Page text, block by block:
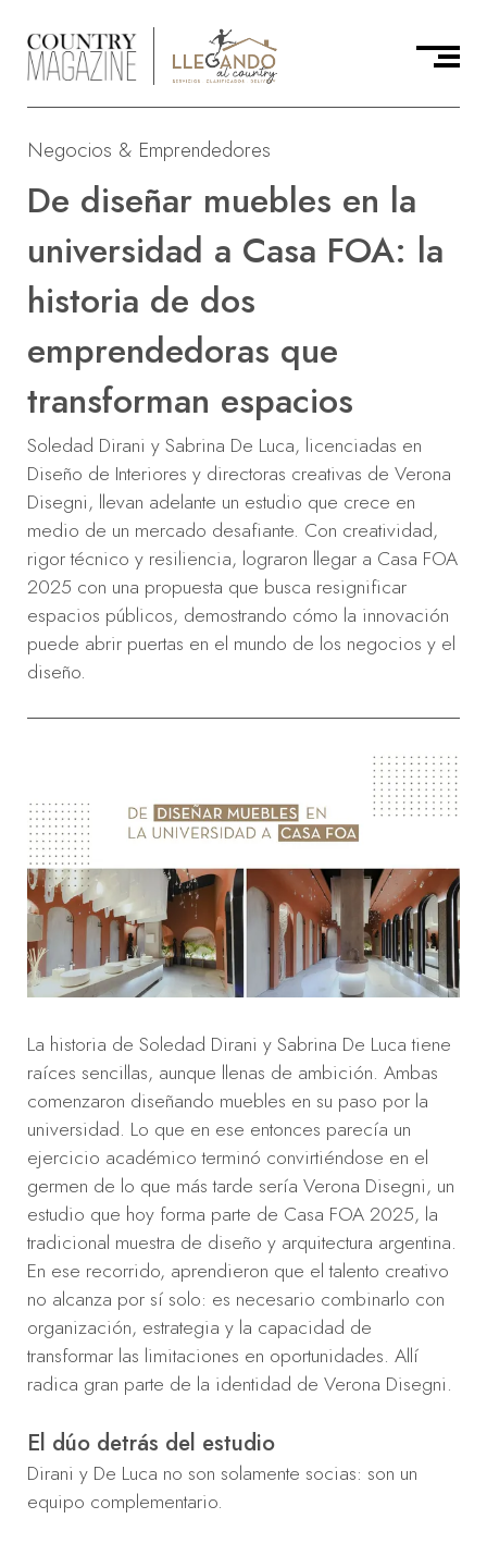
Negocios & Emprendedores
De diseñar muebles en la
universidad a Casa FOA: la
historia de dos
emprendedoras que
transforman espacios
Soledad Dirani y Sabrina De Luca, licenciadas en
Diseño de Interiores y directoras creativas de Verona
Disegni, llevan adelante un estudio que crece en
medio de un mercado desafiante. Con creatividad,
rigor técnico y resiliencia, lograron llegar a Casa FOA
2025 con una propuesta que busca resignificar
espacios públicos, demostrando cómo la innovación
puede abrir puertas en el mundo de los negocios y el
diseño.
La historia de Soledad Dirani y Sabrina De Luca tiene
raíces sencillas, aunque llenas de ambición. Ambas
comenzaron diseñando muebles en su paso por la
universidad. Lo que en ese entonces parecía un
ejercicio académico terminó convirtiéndose en el
germen de lo que más tarde sería Verona Disegni, un
estudio que hoy forma parte de Casa FOA 2025, la
tradicional muestra de diseño y arquitectura argentina.
En ese recorrido, aprendieron que el talento creativo
no alcanza por sí solo: es necesario combinarlo con
organización, estrategia y la capacidad de
transformar las limitaciones en oportunidades. Allí
radica gran parte de la identidad de Verona Disegni.
El dúo detrás del estudio
Dirani y De Luca no son solamente socias: son un
equipo complementario.